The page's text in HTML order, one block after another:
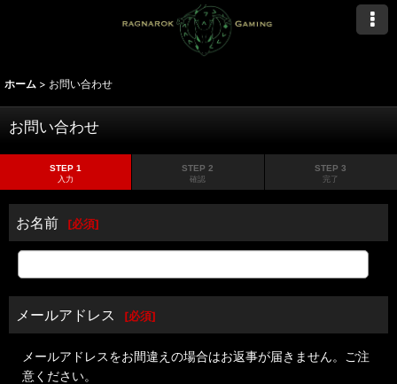
ホーム > お問い合わせ
お問い合わせ
STEP 1
入力
STEP 2
確認
STEP 3
完了
お名前 [必須]
メールアドレス [必須]
メールアドレスをお間違えの場合はお返事が届きません。ご注
意ください。